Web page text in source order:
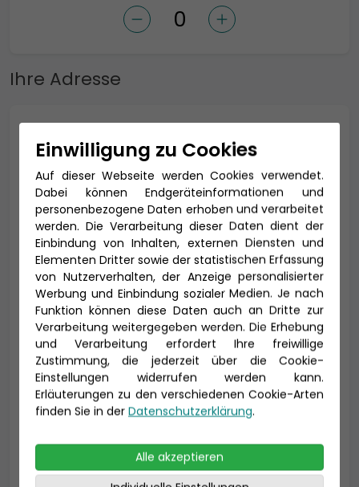
Ihre Adresse
Titel
Vorname * Nachname *
E-Mail *
Einwilligung zu Cookies
Auf dieser Webseite werden Cookies verwendet.
Dabei können Endgeräteinformationen und
personenbezogene Daten erhoben und verarbeitet
werden. Die Verarbeitung dieser Daten dient der
Einbindung von Inhalten, externen Diensten und
Elementen Dritter sowie der statistischen Erfassung
von Nutzerverhalten, der Anzeige personalisierter
Werbung und Einbindung sozialer Medien. Je nach
Funktion können diese Daten auch an Dritte zur
Verarbeitung weitergegeben werden. Die Erhebung
und Verarbeitung erfordert Ihre freiwillige
Zustimmung, die jederzeit über die Cookie-
Einstellungen widerrufen werden kann.
Erläuterungen zu den verschiedenen Cookie-Arten
finden Sie in der Datenschutzerklärung.
Alle akzeptieren